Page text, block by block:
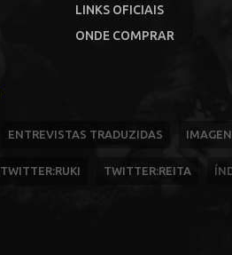
LINKS OFICIAIS
ONDE COMPRAR
ENTREVISTAS TRADUZIDAS
TWITTER:RUKI TWITTER:REITA